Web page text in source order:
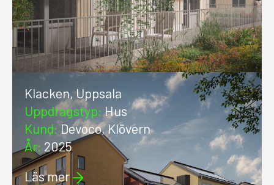
Klacken, Uppsala
Uppdragstyp: Hus
Kund:Devoco, Klövern
År: 2025
Läs mer